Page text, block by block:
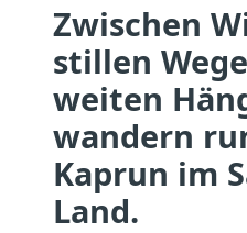
Zwischen
stillen
weiten
wandern
Kaprun im
Land.